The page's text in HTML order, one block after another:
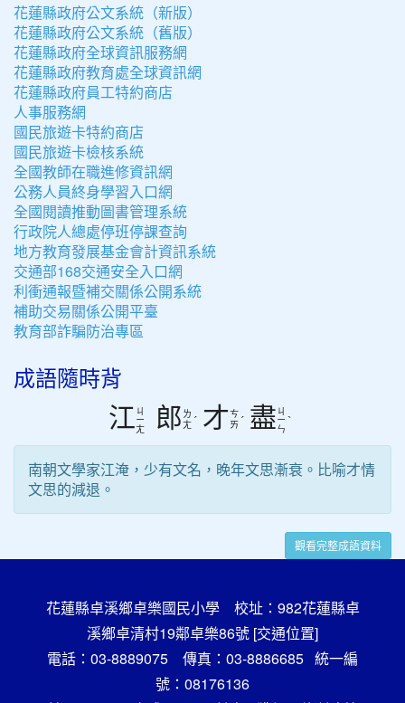
花蓮縣政府公文系統（新版）
花蓮縣政府公文系統（舊版）
花蓮縣政府全球資訊服務網
花蓮縣政府教育處全球資訊網
花蓮縣政府員工特約商店
人事服務網
國民旅遊卡特約商店
國民旅遊卡檢核系統
全國教師在職進修資訊網
公務人員終身學習入口網
全國閱讀推動圖書管理系統
行政院人總處停班停課查詢
地方教育發展基金會計資訊系統
交通部168交通安全入口網
利衝通報暨補交關係公開系統
補助交易關係公開平臺
教育部詐騙防治專區
成語隨時背
江 ㄐ
ㄧ
ㄤ
郎 ㄌ
ㄤ ˊ 才ㄘ
ㄞ ˊ 盡 ㄐ
ㄧ
ㄣ
ˋ
南朝文學家江淹，少有文名，晚年文思漸衰。比喻才情
文思的減退。
觀看完整成語資料
花蓮縣卓溪鄉卓樂國民小學 校址：982花蓮縣卓
溪鄉卓清村19鄰卓樂86號 [交通位置]
電話：03-8889075 傳真：03-8886685 統一編
號：08176136